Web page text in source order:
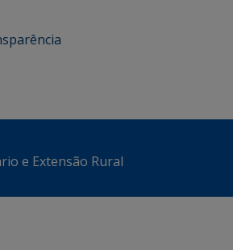
e Extensão Rural